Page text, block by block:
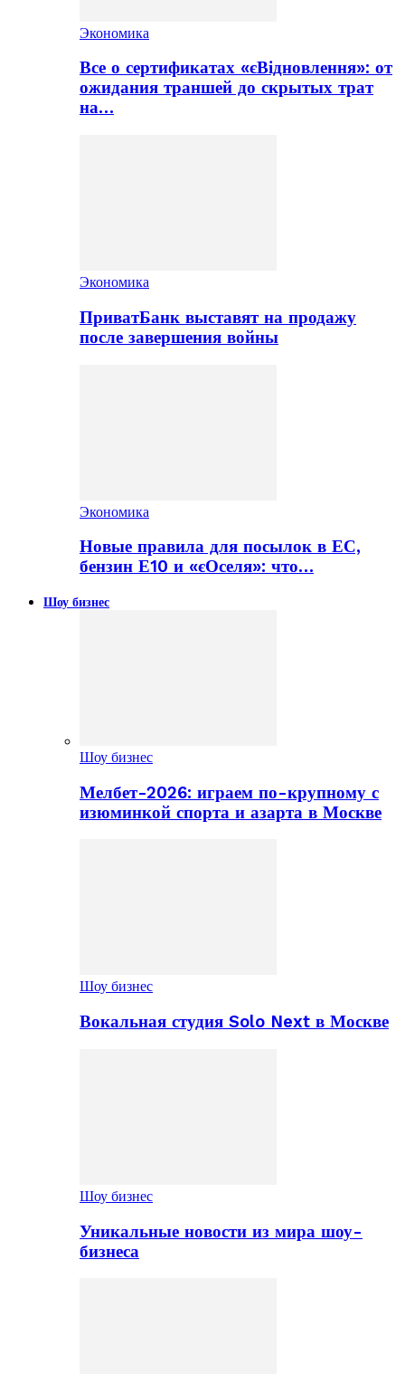
Экономика
Все о сертификатах «єВідновлення»: от
ожидания траншей до скрытых трат
на…
Экономика
ПриватБанк выставят на продажу
после завершения войны
Экономика
Новые правила для посылок в ЕС,
бензин Е10 и «єОселя»: что…
Шоу бизнес
Шоу бизнес
Мелбет-2026: играем по-крупному с
изюминкой спорта и азарта в Москве
Шоу бизнес
Вокальная студия Solo Next в Москве
Шоу бизнес
Уникальные новости из мира шоу-
бизнеса